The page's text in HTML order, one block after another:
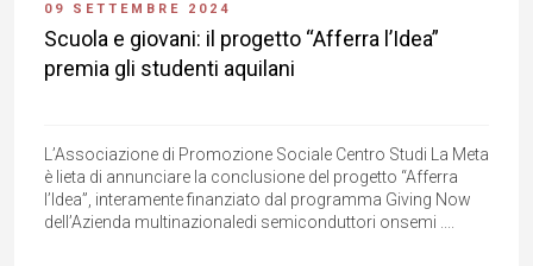
09 SETTEMBRE 2024
Scuola e giovani: il progetto “Afferra l’Idea”
premia gli studenti aquilani
L’Associazione di Promozione Sociale Centro Studi La Meta
è lieta di annunciare la conclusione del progetto “Afferra
l’Idea”, interamente finanziato dal programma Giving Now
dell’Azienda multinazionaledi semiconduttori onsemi ....